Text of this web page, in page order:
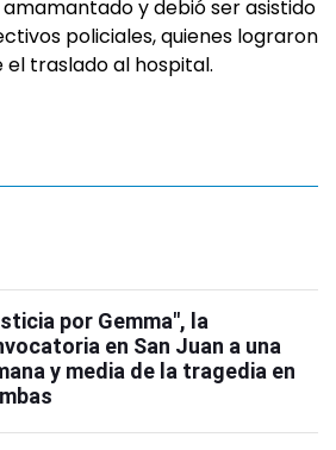
y debió ser asistido
policiales, quienes lograron
traslado al hospital.
por Gemma", la
en San Juan a una
y media de la tragedia en